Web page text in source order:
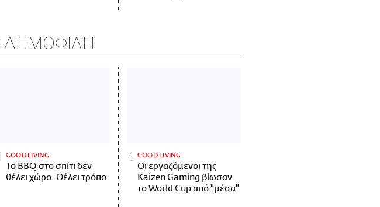
ΔΗΜΟΦΙΛΗ
GOOD LIVING
Το BBQ στο σπίτι δεν
θέλει χώρο. Θέλει τρόπο.
GOOD LIVING
Οι εργαζόμενοι της
Kaizen Gaming βίωσαν
το World Cup από "μέσα"